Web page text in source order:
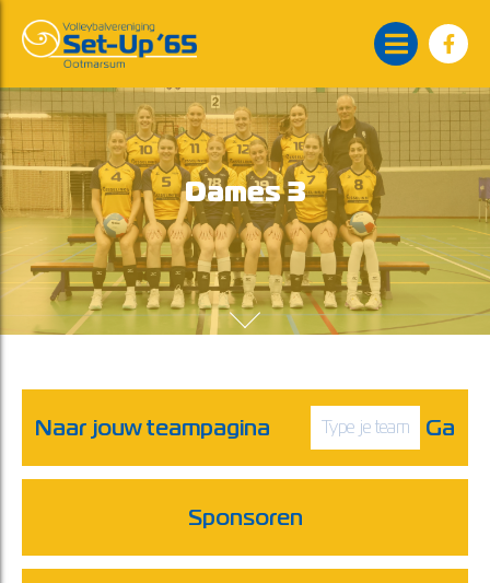
Dames 3
Naar jouw teampagina Ga
Sponsoren